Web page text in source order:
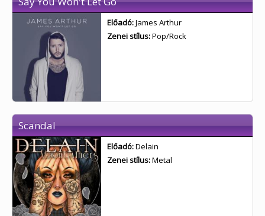
Előadó:James Arthur
Zenei stílus:Pop/Rock
Scandal
Előadó:Delain
Zenei stílus:Metal